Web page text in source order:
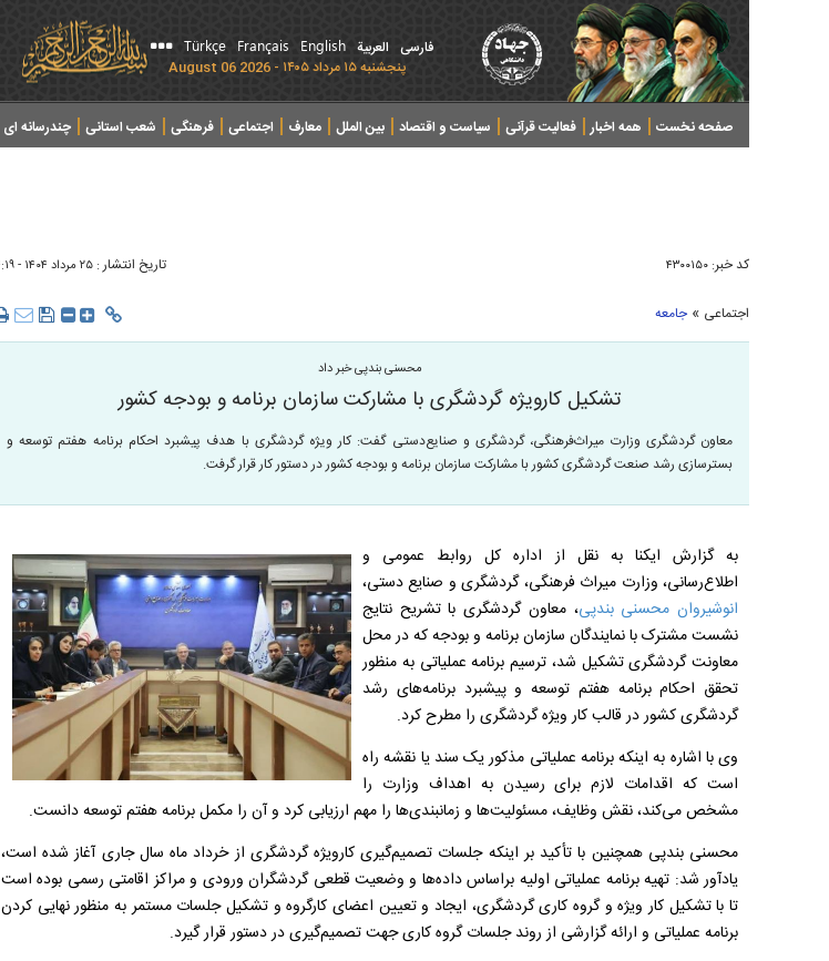
فارسی العربیة English
Français
Türkçe
پنجشنبه ۱۵ مرداد ۱۴۰۵ - 2026 August 06
صفحه نخست همه اخبار فعالیت قرآنی سیاست و اقتصاد بین الملل معارف اجتماعی فرهنگی شعب استانی چندرسانه ای
کد خبر: ۴۳۰۰۱۵۰ تاریخ انتشار : ۲۵ مرداد ۱۴۰۴ - ۱۴:۱۹
اجتماعی » جامعه
محسنی بندپی خبر داد
تشکیل کارویژه گردشگری با مشارکت سازمان برنامه و بودجه کشور
معاون گردشگری وزارت میراث‌فرهنگی، گردشگری و صنایع‌دستی گفت: کار ویژه گردشگری با هدف پیشبرد احکام برنامه هفتم توسعه و
بسترسازی رشد صنعت گردشگری کشور با مشارکت سازمان برنامه و بودجه کشور در دستور کار قرار گرفت.
به گزارش ایکنا به نقل از اداره کل روابط عمومی و
اطلاع‌رسانی، وزارت میراث فرهنگی، گردشگری و صنایع دستی،
انوشیروان محسنی بندپی، معاون گردشگری با تشریح نتایج
نشست مشترک با نمایندگان سازمان برنامه و بودجه که در محل
معاونت گردشگری تشکیل شد، ترسیم برنامه عملیاتی به منظور
تحقق احکام برنامه هفتم توسعه و پیشبرد برنامه‌های رشد
گردشگری کشور در قالب کار ویژه گردشگری را مطرح کرد.
وی با اشاره به اینکه برنامه عملیاتی مذکور یک سند یا نقشه راه
است که اقدامات لازم برای رسیدن به اهداف وزارت را
مشخص می‌کند، نقش وظایف، مسئولیت‌ها و زمانبندی‌ها را مهم ارزیابی کرد و آن را مکمل برنامه هفتم توسعه دانست.
محسنی بندپی همچنین با تأکید بر اینکه جلسات تصمیم‌گیری کارویژه گردشگری از خرداد ماه سال جاری آغاز شده است،
یادآور شد: تهیه برنامه عملیاتی اولیه براساس داده‌ها و وضعیت قطعی گردشگران ورودی و مراکز اقامتی رسمی بوده است
تا با تشکیل کار ویژه و گروه کاری گردشگری، ایجاد و تعیین اعضای کارگروه و تشکیل جلسات مستمر به منظور نهایی کردن
برنامه عملیاتی و ارائه گزارشی از روند جلسات گروه کاری جهت تصمیم‌گیری در دستور قرار گیرد.